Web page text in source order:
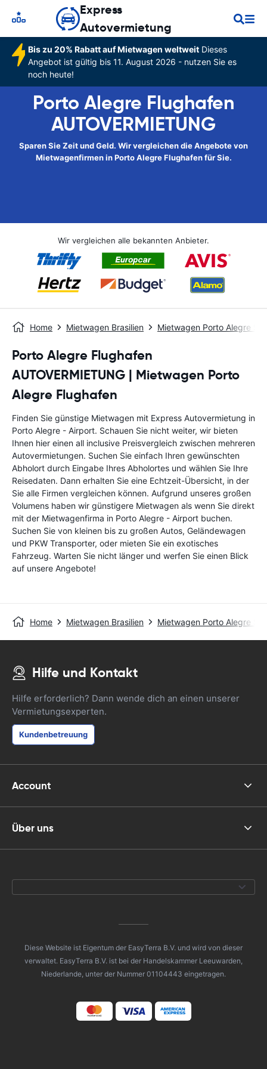
Express
Autovermietung
Bis zu 20% Rabatt auf Mietwagen weltweitDieses
Angebot ist gültig bis 11. August 2026 - nutzen Sie es
noch heute!
Porto Alegre Flughafen
AUTOVERMIETUNG
Sparen Sie Zeit und Geld. Wir vergleichen die Angebote von
Mietwagenfirmen in Porto Alegre Flughafen für Sie.
Wir vergleichen alle bekannten Anbieter.
Home Mietwagen Brasilien Mietwagen Porto Alegre
Porto Alegre Flughafen
AUTOVERMIETUNG | Mietwagen Porto
Alegre Flughafen
Finden Sie günstige Mietwagen mit Express Autovermietung in
Porto Alegre - Airport. Schauen Sie nicht weiter, wir bieten
Ihnen hier einen all inclusive Preisvergleich zwischen mehreren
Autovermietungen. Suchen Sie einfach Ihren gewünschten
Abholort durch Eingabe Ihres Abholortes und wählen Sie Ihre
Reisedaten. Dann erhalten Sie eine Echtzeit-Übersicht, in der
Sie alle Firmen vergleichen können. Aufgrund unseres großen
Volumens haben wir günstigere Mietwagen als wenn Sie direkt
mit der Mietwagenfirma in Porto Alegre - Airport buchen.
Suchen Sie von kleinen bis zu großen Autos, Geländewagen
und PKW Transporter, oder mieten Sie ein exotisches
Fahrzeug. Warten Sie nicht länger und werfen Sie einen Blick
auf unsere Angebote!
Home Mietwagen Brasilien Mietwagen Porto Alegre
Hilfe und Kontakt
Hilfe erforderlich? Dann wende dich an einen unserer
Vermietungsexperten.
Kundenbetreuung
Account
Über uns
Diese Website ist Eigentum der EasyTerra B.V. und wird von dieser
verwaltet. EasyTerra B.V. ist bei der Handelskammer Leeuwarden,
Niederlande, unter der Nummer 01104443 eingetragen.